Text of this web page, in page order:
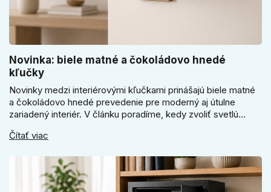
Novinka: biele matné a čokoládovo hnedé
kľučky
Novinky medzi interiérovými kľučkami prinášajú biele matné
a čokoládovo hnedé prevedenie pre moderný aj útulne
zariadený interiér. V článku poradíme, kedy zvoliť svetlú
ako vyberať medzi okrúhlym a štvorcovým štítom. Nové
Čítať viac